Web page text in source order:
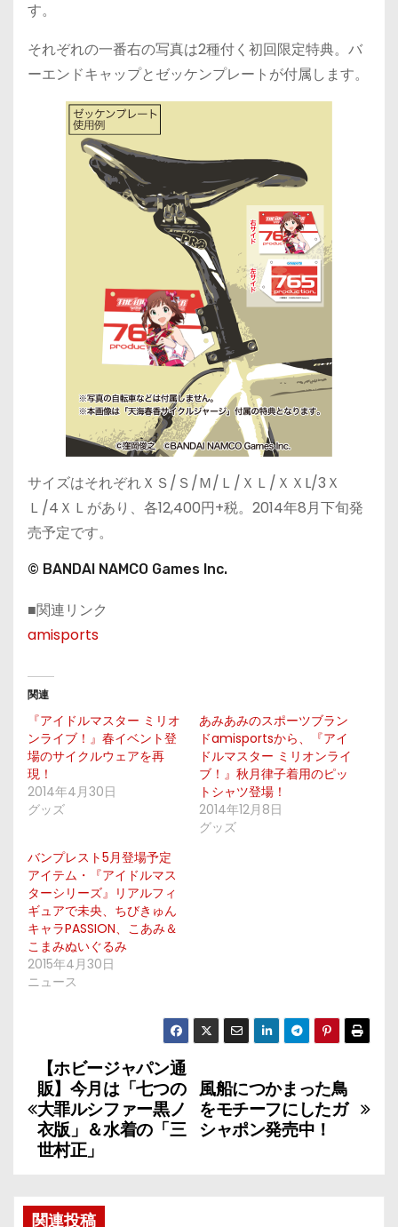
す。
それぞれの一番右の写真は2種付く初回限定特典。バ
ーエンドキャップとゼッケンプレートが付属します。
サイズはそれぞれＸＳ/Ｓ/Ｍ/Ｌ/ＸＬ/ＸＸL/3Ｘ
Ｌ/4ＸＬがあり、各12,400円+税。2014年8月下旬発
売予定です。
© BANDAI NAMCO Games Inc.
■関連リンク
amisports
関連
『アイドルマスター ミリオ
ンライブ！』春イベント登
場のサイクルウェアを再
現！
2014年4月30日
グッズ
あみあみのスポーツブラン
ドamisportsから、『アイ
ドルマスター ミリオンライ
ブ！』秋月律子着用のピッ
トシャツ登場！
2014年12月8日
グッズ
バンプレスト5月登場予定
アイテム・『アイドルマス
ターシリーズ』リアルフィ
ギュアで未央、ちびきゅん
キャラPASSION、こあみ＆
こまみぬいぐるみ
2015年4月30日
ニュース
投
稿
ナ
風船につかまった鳥
をモチーフにしたガ
シャポン発売中！
【ホビージャパン通
販】今月は「七つの
大罪ルシファー黒ノ
衣版」＆水着の「三
世村正」
関連投稿